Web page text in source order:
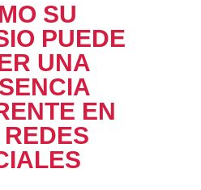
SU
PUEDE
UNA
EN